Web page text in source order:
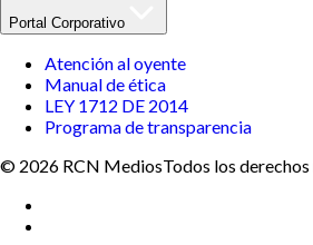
Portal Corporativo
Atención al oyente
Manual de ética
LEY 1712 DE 2014
Programa de transparencia
© 2026 RCN MediosTodos los derechos